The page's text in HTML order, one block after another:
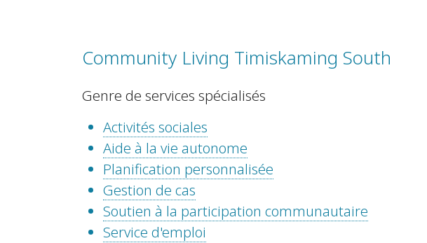
Community Living Timiskaming South
Genre de services spécialisés
Activités sociales
Aide à la vie autonome
Planification personnalisée
Gestion de cas
Soutien à la participation communautaire
Service d'emploi